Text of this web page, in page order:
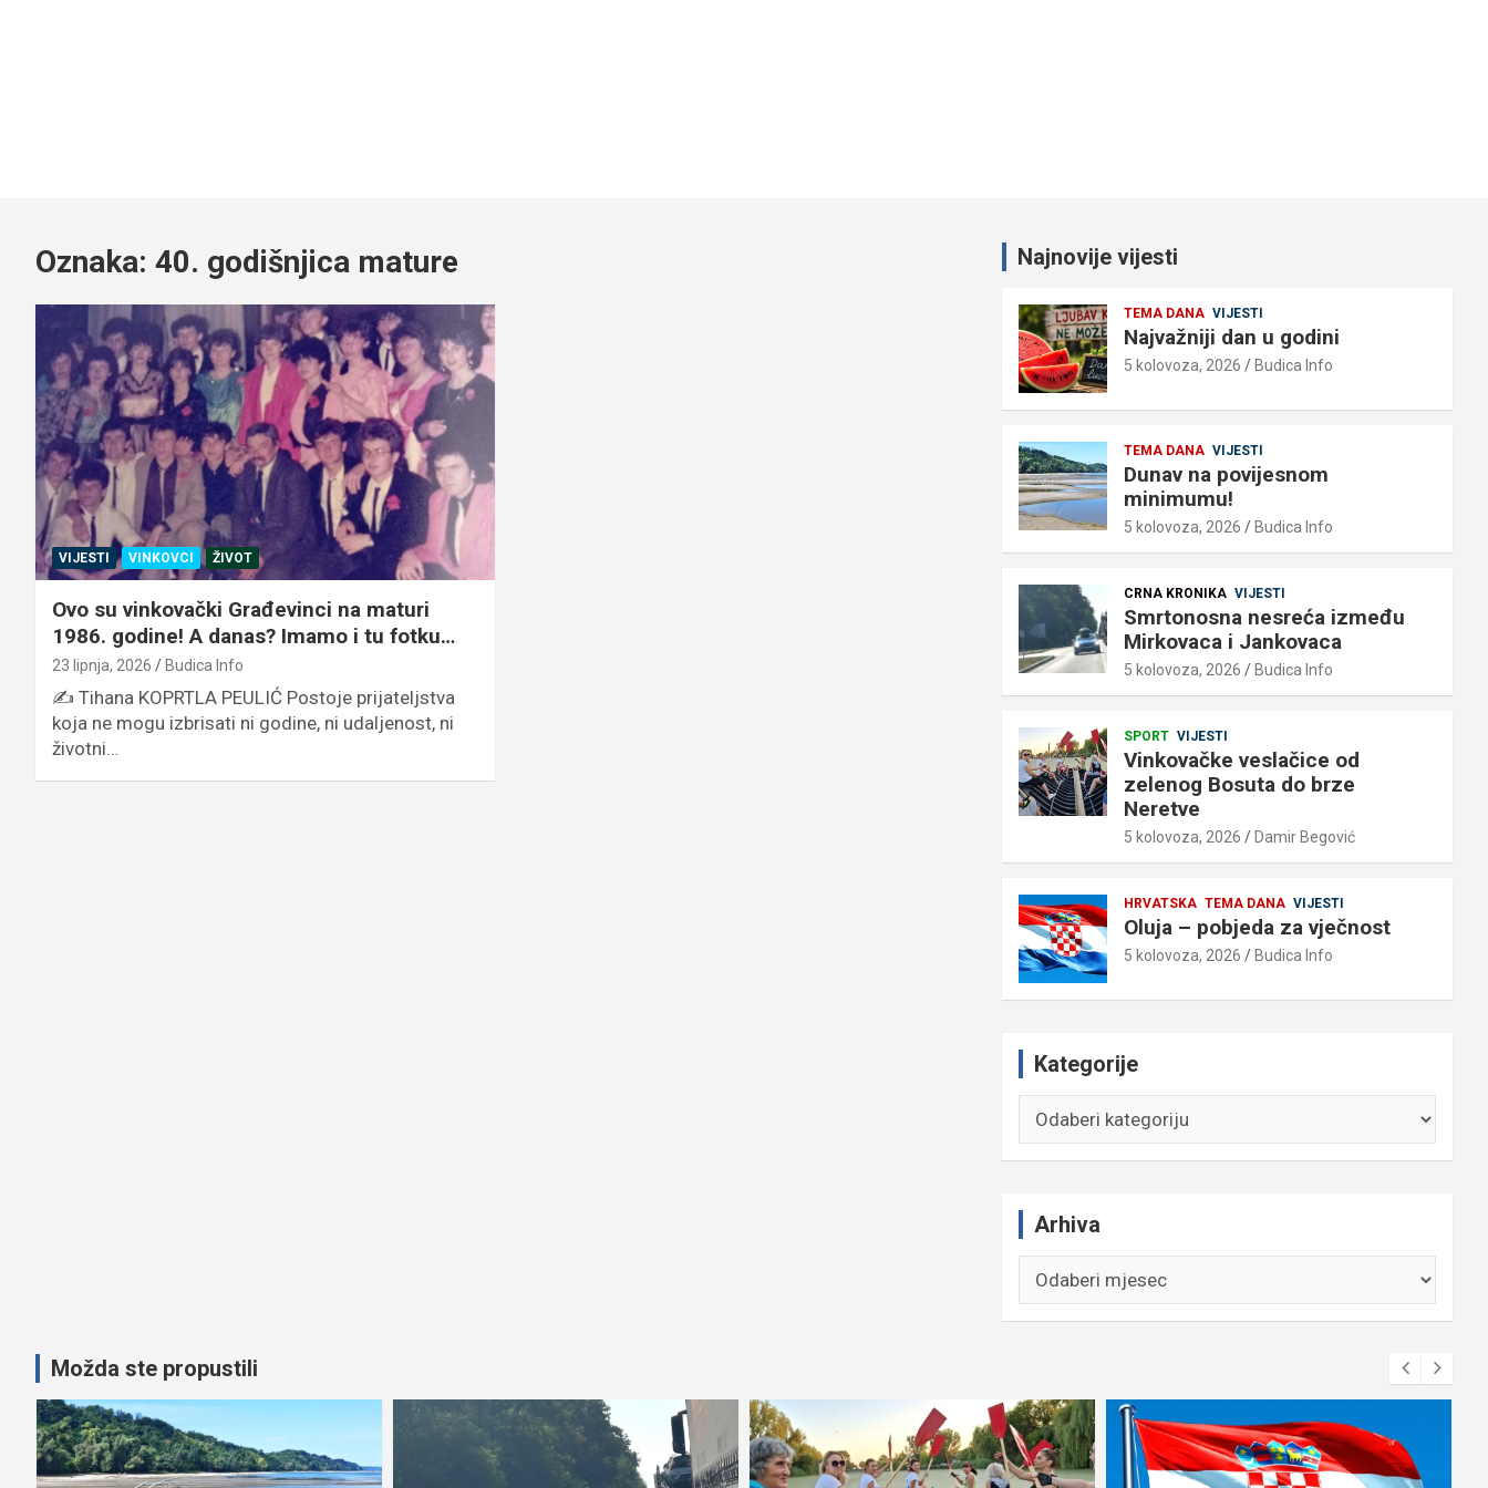
Oznaka: 40. godišnjica mature
VIJESTI VINKOVCI ŽIVOT
Ovo su vinkovački Građevinci na maturi
1986. godine! A danas? Imamo i tu fotku…
23 lipnja, 2026 Budica Info
✍️ Tihana KOPRTLA PEULIĆ Postoje prijateljstva
koja ne mogu izbrisati ni godine, ni udaljenost, ni
životni…
Najnovije vijesti
TEMA DANA VIJESTI
Najvažniji dan u godini
5 kolovoza, 2026 Budica Info
TEMA DANA VIJESTI
Dunav na povijesnom
minimumu!
5 kolovoza, 2026 Budica Info
CRNA KRONIKA VIJESTI
Smrtonosna nesreća između
Mirkovaca i Jankovaca
5 kolovoza, 2026 Budica Info
SPORT VIJESTI
Vinkovačke veslačice od
zelenog Bosuta do brze
Neretve
5 kolovoza, 2026 Damir Begović
HRVATSKA TEMA DANA VIJESTI
Oluja – pobjeda za vječnost
5 kolovoza, 2026 Budica Info
Kategorije
Arhiva
Možda ste propustili